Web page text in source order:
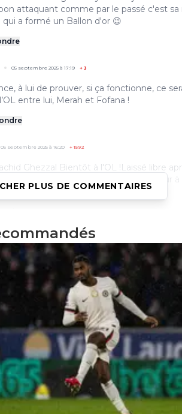
attaquant comme par le passé c'est
qui a formé un Ballon d'or 😉
05 septembre 2025 à 17:19 + 3
à lui de prouver, si ça fonctionne, ce
entre lui, Merah et Fofana !
05 septembre 2025 à 16:20 +1592
Ghezzal Bientôt à l'OL !Laissé libre
stop-textor 05 septembre 2025 à 16:11 +
pour la non-info mais il ne fallait
péril ce come-back retentissant : Rachon
d’un an (+1 en option) indexé sur la
l’OL. Il devra aussi encadrer les plus
05 septembre 2025 à 16:18 +246
beau souvenir de rachon souvenir de
fin de match comment dire!Rachon
PLUS DE COMMENTAIRES